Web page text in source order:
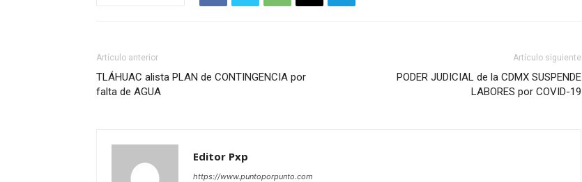
Artículo anterior
TLÁHUAC alista PLAN de CONTINGENCIA por
falta de AGUA
Artículo siguiente
PODER JUDICIAL de la CDMX SUSPENDE
LABORES por COVID-19
Editor Pxp
https://www.puntoporpunto.com